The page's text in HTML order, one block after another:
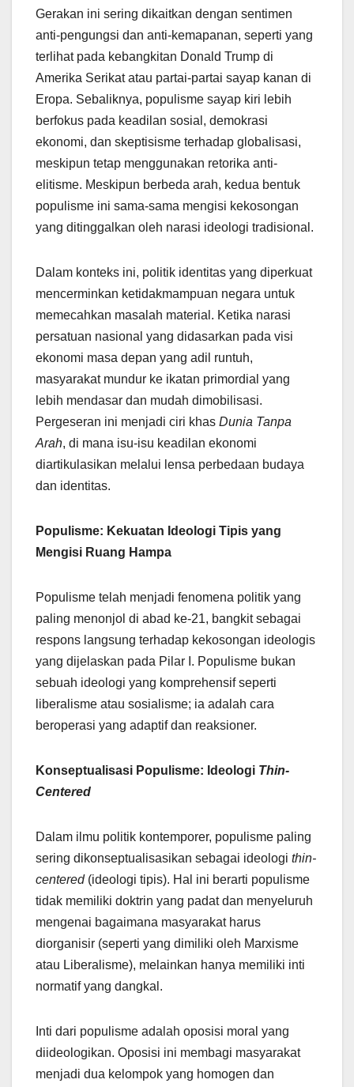
Gerakan ini sering dikaitkan dengan sentimen
anti-pengungsi dan anti-kemapanan, seperti yang
terlihat pada kebangkitan Donald Trump di
Amerika Serikat atau partai-partai sayap kanan di
Eropa. Sebaliknya, populisme sayap kiri lebih
berfokus pada keadilan sosial, demokrasi
ekonomi, dan skeptisisme terhadap globalisasi,
meskipun tetap menggunakan retorika anti-
elitisme. Meskipun berbeda arah, kedua bentuk
populisme ini sama-sama mengisi kekosongan
yang ditinggalkan oleh narasi ideologi tradisional.
Dalam konteks ini, politik identitas yang diperkuat
mencerminkan ketidakmampuan negara untuk
memecahkan masalah material. Ketika narasi
persatuan nasional yang didasarkan pada visi
ekonomi masa depan yang adil runtuh,
masyarakat mundur ke ikatan primordial yang
lebih mendasar dan mudah dimobilisasi.
Pergeseran ini menjadi ciri khas Dunia Tanpa
Arah, di mana isu-isu keadilan ekonomi
diartikulasikan melalui lensa perbedaan budaya
dan identitas.
Populisme: Kekuatan Ideologi Tipis yang
Mengisi Ruang Hampa
Populisme telah menjadi fenomena politik yang
paling menonjol di abad ke-21, bangkit sebagai
respons langsung terhadap kekosongan ideologis
yang dijelaskan pada Pilar I. Populisme bukan
sebuah ideologi yang komprehensif seperti
liberalisme atau sosialisme; ia adalah cara
beroperasi yang adaptif dan reaksioner.
Konseptualisasi Populisme: Ideologi Thin-
Centered
Dalam ilmu politik kontemporer, populisme paling
sering dikonseptualisasikan sebagai ideologi thin-
centered(ideologi tipis). Hal ini berarti populisme
tidak memiliki doktrin yang padat dan menyeluruh
mengenai bagaimana masyarakat harus
diorganisir (seperti yang dimiliki oleh Marxisme
atau Liberalisme), melainkan hanya memiliki inti
normatif yang dangkal.
Inti dari populisme adalah oposisi moral yang
diideologikan. Oposisi ini membagi masyarakat
menjadi dua kelompok yang homogen dan